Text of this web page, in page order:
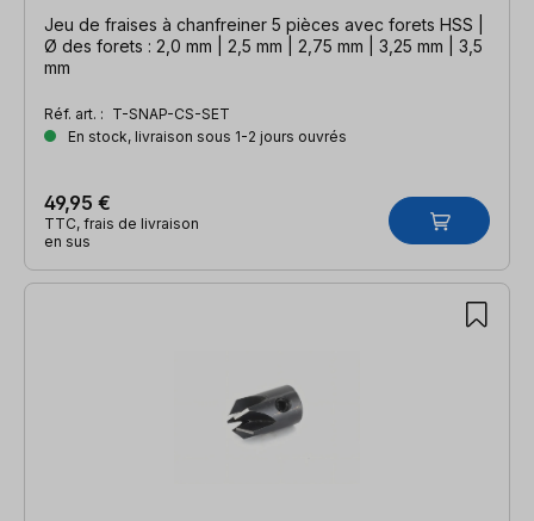
Jeu de fraises à chanfreiner 5 pièces avec forets HSS |
Ø des forets : 2,0 mm | 2,5 mm | 2,75 mm | 3,25 mm | 3,5
mm
Réf. art. : T-SNAP-CS-SET
En stock, livraison sous 1-2 jours ouvrés
49,95 €
TTC, frais de livraison
en sus